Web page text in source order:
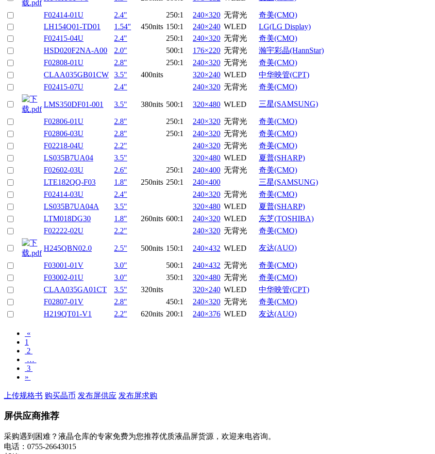
F02414-01U 2.4" 250:1 240×320 无背光
奇美(CMO)
LH154Q01-TD01
1.54" 450nits 150:1 240×240 WLED
LG(LG Display)
F02415-04U
2.4" 250:1 240×320 无背光
奇美(CMO)
HSD020F2NA-A00
2.0" 500:1 176×220 无背光
瀚宇彩晶(HannStar)
F02808-01U
2.8" 250:1 240×320 无背光
奇美(CMO)
CLAA035GB01CW
3.5" 400nits 320×240 WLED
中华映管(CPT)
F02415-07U
2.4" 240×320 无背光 奇美(CMO)
LMS350DF01-001 3.5" 380nits 500:1 320×480 WLED 三星(SAMSUNG)
F02806-01U 2.8" 250:1 240×320 无背光
奇美(CMO)
F02806-03U
2.8" 250:1 240×320 无背光
奇美(CMO)
F02218-04U
2.2" 240×320 无背光
奇美(CMO)
LS035B7UA04
3.5" 320×480 WLED
夏普(SHARP)
F02602-03U
2.6" 250:1 240×400 无背光
奇美(CMO)
LTE182QQ-F03
1.8" 250nits 250:1 240×400
三星(SAMSUNG)
F02414-03U
2.4" 240×320 无背光
奇美(CMO)
LS035B7UA04A
3.5" 320×480 WLED
夏普(SHARP)
LTM018DG30
1.8" 260nits 600:1 240×320 WLED
东芝(TOSHIBA)
F02222-02U
2.2" 240×320 无背光 奇美(CMO)
H245QBN02.0 2.5" 500nits 150:1 240×432 WLED 友达(AUO)
F03001-01V 3.0" 500:1 240×432 无背光
奇美(CMO)
F03002-01U
3.0" 350:1 320×480 无背光
奇美(CMO)
CLAA035GA01CT
3.5" 320nits 320×240 WLED
中华映管(CPT)
F02807-01V
2.8" 450:1 240×320 无背光
奇美(CMO)
H219QT01-V1
2.2" 620nits 200:1 240×376 WLED 友达(AUO)
«
1
2
…
3
»
上传规格书 购买晶币 发布屏供应 发布屏求购
屏供应商推荐
采购遇到困难？液晶仓库的专家免费为您推荐优质液晶屏货源，欢迎来电咨询。
电话：0755-26643015